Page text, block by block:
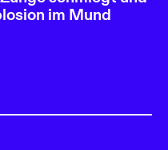
im Mund